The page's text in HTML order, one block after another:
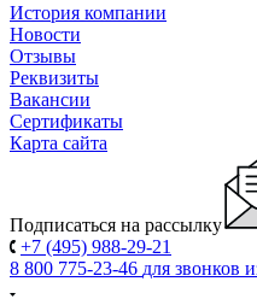
История компании
Новости
Отзывы
Реквизиты
Вакансии
Сертификаты
Карта сайта
Подписаться на рассылку
+7 (495) 988-29-21
8 800 775-23-46 для звонков